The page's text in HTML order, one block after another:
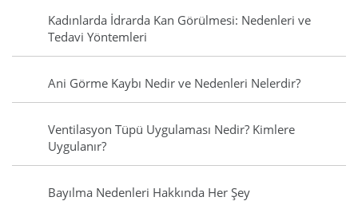
Kadınlarda İdrarda Kan Görülmesi: Nedenleri ve
Tedavi Yöntemleri
Ani Görme Kaybı Nedir ve Nedenleri Nelerdir?
Ventilasyon Tüpü Uygulaması Nedir? Kimlere
Uygulanır?
Bayılma Nedenleri Hakkında Her Şey